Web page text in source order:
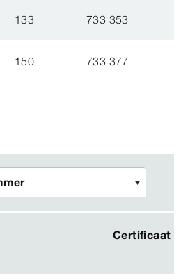
133 733 353
150 733 377
Certificaat
Certificaat